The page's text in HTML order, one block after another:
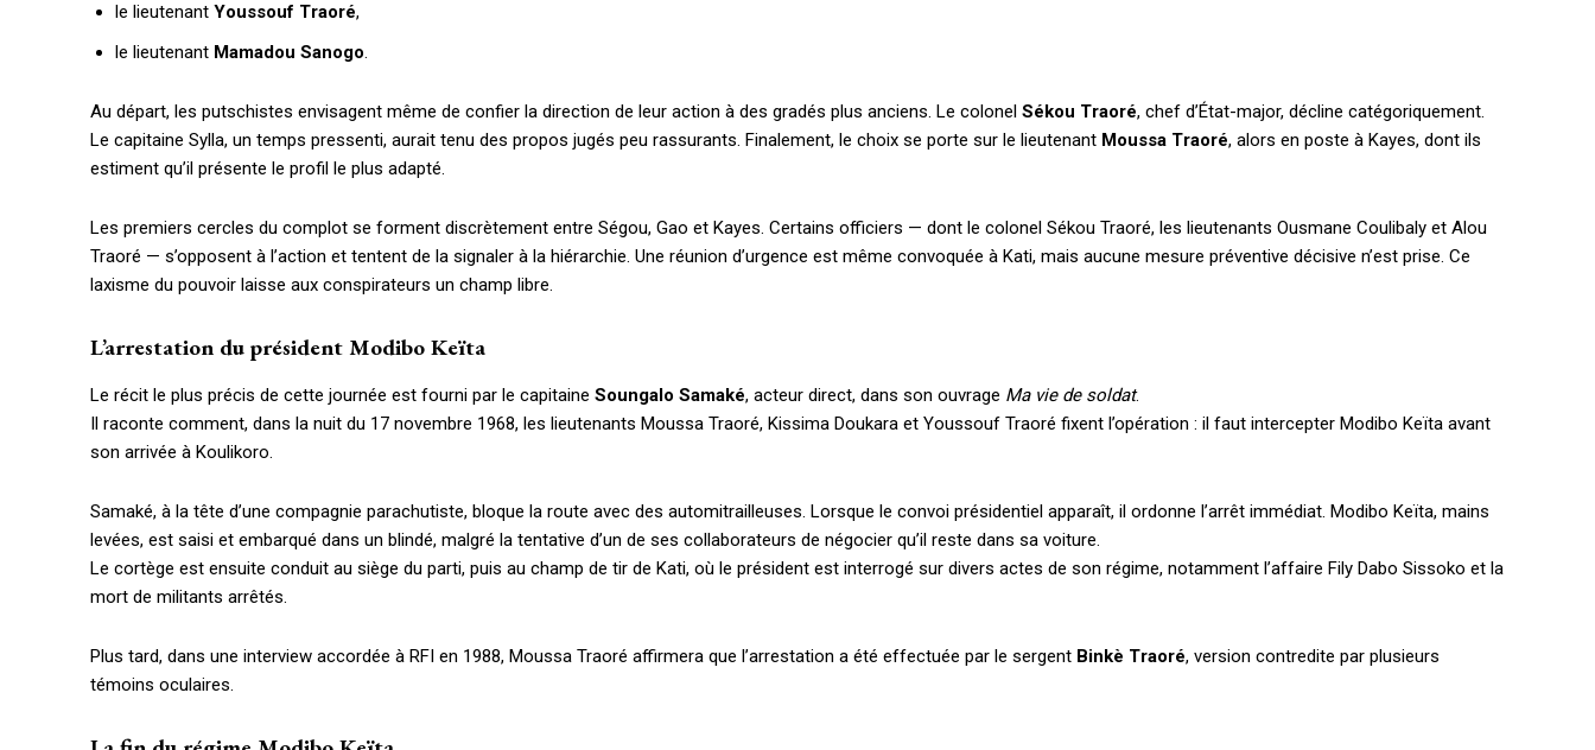
le lieutenant Youssouf Traoré,
le lieutenant Mamadou Sanogo.
Au départ, les putschistes envisagent même de confier la direction de leur action à des gradés plus anciens. Le colonel Sékou Traoré, chef d’État-major, décline catégoriquement.
Le capitaine Sylla, un temps pressenti, aurait tenu des propos jugés peu rassurants. Finalement, le choix se porte sur le lieutenant Moussa Traoré, alors en poste à Kayes, dont ils
estiment qu’il présente le profil le plus adapté.
Les premiers cercles du complot se forment discrètement entre Ségou, Gao et Kayes. Certains officiers — dont le colonel Sékou Traoré, les lieutenants Ousmane Coulibaly et Alou
Traoré — s’opposent à l’action et tentent de la signaler à la hiérarchie. Une réunion d’urgence est même convoquée à Kati, mais aucune mesure préventive décisive n’est prise. Ce
laxisme du pouvoir laisse aux conspirateurs un champ libre.
L’arrestation du président Modibo Keïta
Le récit le plus précis de cette journée est fourni par le capitaine Soungalo Samaké, acteur direct, dans son ouvrage Ma vie de soldat.
Il raconte comment, dans la nuit du 17 novembre 1968, les lieutenants Moussa Traoré, Kissima Doukara et Youssouf Traoré fixent l’opération : il faut intercepter Modibo Keïta avant
son arrivée à Koulikoro.
Samaké, à la tête d’une compagnie parachutiste, bloque la route avec des automitrailleuses. Lorsque le convoi présidentiel apparaît, il ordonne l’arrêt immédiat. Modibo Keïta, mains
levées, est saisi et embarqué dans un blindé, malgré la tentative d’un de ses collaborateurs de négocier qu’il reste dans sa voiture.
Le cortège est ensuite conduit au siège du parti, puis au champ de tir de Kati, où le président est interrogé sur divers actes de son régime, notamment l’affaire Fily Dabo Sissoko et la
mort de militants arrêtés.
Plus tard, dans une interview accordée à RFI en 1988, Moussa Traoré affirmera que l’arrestation a été effectuée par le sergent Binkè Traoré, version contredite par plusieurs
témoins oculaires.